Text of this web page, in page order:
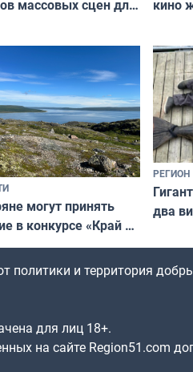
массовых сцен для
фильме
кино
могут принять
в конкурсе «Край у
границы: фотогид
округу»
РЕГИОН
два
политики и территория
для лиц 18+.
на сайте Region51.com